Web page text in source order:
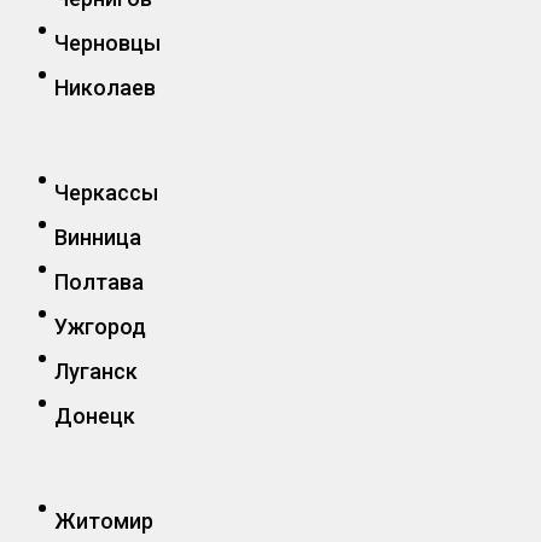
Черновцы
Николаев
Черкассы
Винница
Полтава
Ужгород
Луганск
Донецк
Житомир